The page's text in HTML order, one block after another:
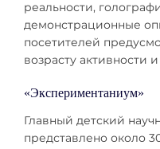
реальности,
демонстрационные
посетителей
возрасту активности
«Экспериментаниум»
Главный детский
представлено около